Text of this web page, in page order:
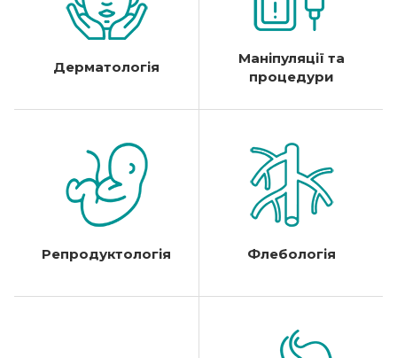
Дерматологія
Маніпуляції та
процедури
Репродуктологія Флебологія